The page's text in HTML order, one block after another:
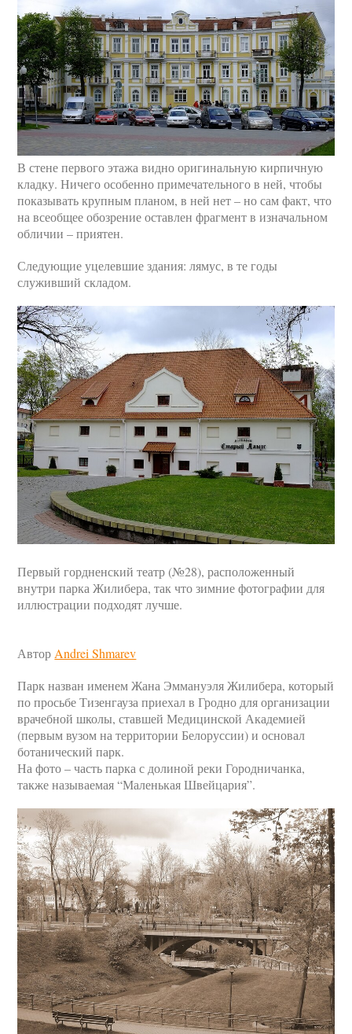
В стене первого этажа видно оригинальную кирпичную
кладку. Ничего особенно примечательного в ней, чтобы
показывать крупным планом, в ней нет – но сам факт, что
на всеобщее обозрение оставлен фрагмент в изначальном
обличии – приятен.
Следующие уцелевшие здания: лямус, в те годы
служивший складом.
Первый гордненский театр (№28), расположенный
внутри парка Жилибера, так что зимние фотографии для
иллюстрации подходят лучше.
Автор Andrei Shmarev
Парк назван именем Жана Эммануэля Жилибера, который
по просьбе Тизенгауза приехал в Гродно для организации
врачебной школы, ставшей Медицинской Академией
(первым вузом на территории Белоруссии) и основал
ботанический парк.
На фото – часть парка с долиной реки Городничанка,
также называемая “Маленькая Швейцария”.